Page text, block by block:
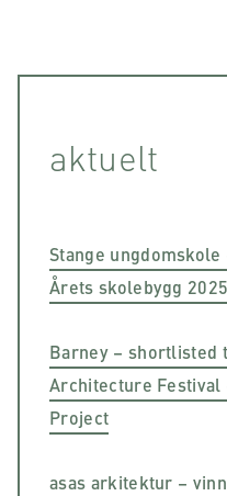
aktuelt
Stange
Årets skolebygg
Barney – shortlisted
Architecture Festival
Project
asas arkitektur –